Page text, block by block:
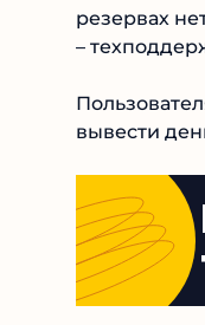
получится –
вывести